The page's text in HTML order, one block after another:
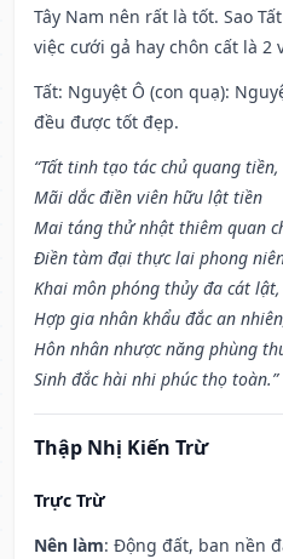
Tây Nam nên rất là tốt. Sao
việc cưới gả hay chôn cất là 2
Tất: Nguyệt Ô (con quạ):
đều được tốt đẹp.
“Tất tinh tạo tác chủ quang tiền,
Mãi dắc điền viên hữu lật tiền
Mai táng thử nhật thiêm quan
Điền tàm đại thực lai phong
Khai môn phóng thủy đa cát lật,
Hợp gia nhân khẩu đắc an
Hôn nhân nhược năng phùng
Sinh đắc hài nhi phúc thọ toàn.”
Thập Nhị Kiến Trừ
Trực Trừ
Nên làm: Động đất, ban nền